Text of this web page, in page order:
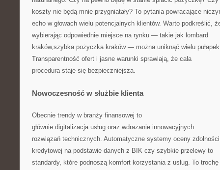
koszty nie będą mnie przygniatały? To pytania powracające
echo w głowach wielu potencjalnych klientów. Warto podkreślić,
wybierając odpowiednie miejsce na rynku — takie jak lombard
kraków,szybka pożyczka kraków — można uniknąć wielu
Transparentność ofert i jasne warunki sprawiają, że cała
procedura staje się bezpieczniejsza.
Nowoczesność w służbie klienta
Obecnie trendy w branży finansowej to
głównie digitalizacja usług oraz wdrażanie innowacyjnych
rozwiązań technicznych. Automatyczne systemy oceny zdolności
kredytowej na podstawie danych z BIK czy szybkie przelewy to
standardy, które podnoszą komfort korzystania z usług. To trochę